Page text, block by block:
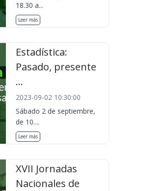
18.30 a...
Leer más
Estadística:
Pasado, presente
...
2023-09-02 10:30:00
Sábado 2 de septiembre,
de 10....
Leer más
XVII Jornadas
Nacionales de